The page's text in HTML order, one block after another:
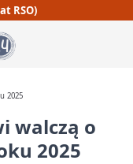
RSO)
2025
walczą o
2025